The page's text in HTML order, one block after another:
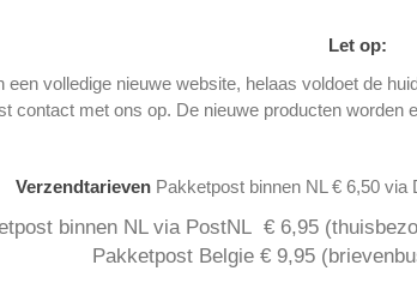
Let op:
volledige nieuwe website, helaas voldoet de
contact met ons op. De nieuwe producten worden
Verzendtarieven Pakketpost binnen NL € 6,50 via
binnen NL via PostNL € 6,95
Pakketpost Belgie € 9,95